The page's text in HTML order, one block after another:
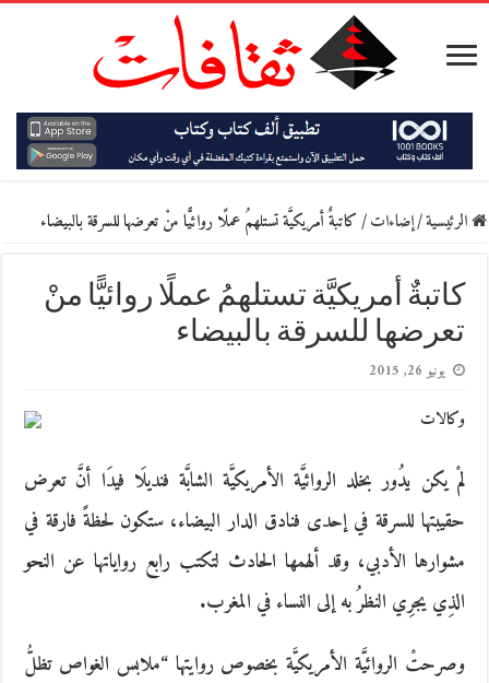
الرئيسية/إضاءات/كاتبةٌ أمريكيَّة تستلهمُ عملًا روائيًّا منْ تعرضها للسرقة بالبيضاء
كاتبةٌ أمريكيَّة تستلهمُ عملًا روائيًّا منْ
تعرضها للسرقة بالبيضاء
يونيو 26, 2015
وكالات
لمْ يكن يدُور بخلد الروائيَّة الأمريكيَّة الشابَّة فنديلَا فيدَا أنَّ تعرض
حقيبتها للسرقة في إحدى فنادق الدار البيضاء، ستكون لحظةً فارقة في
مشوارها الأدبي، وقد ألهمها الحادث لتكتب رابع رواياتها عن النحو
الذِي يجرِي النظرُ به إلى النساء في المغرب.
وصرحتْ الروائيَّة الأمريكيَّة بخصوص روايتها “ملابس الغواص تظلُّ